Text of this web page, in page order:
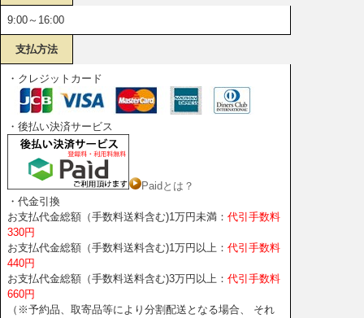
9:00～16:00
支払方法
・クレジットカード
・後払い決済サービス
Paidとは？
・代金引換
お支払代金総額（手数料送料含む)1万円未満： 代引手数料
330円
お支払代金総額（手数料送料含む)1万円以上： 代引手数料
440円
お支払代金総額（手数料送料含む)3万円以上： 代引手数料
660円
（※予約品、取寄品等により分割配送となる場合、 それ